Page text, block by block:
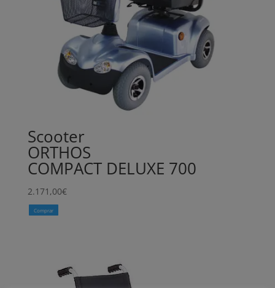
Scooter
ORTHOS
COMPACT DELUXE 700
2.171,00€
Comprar